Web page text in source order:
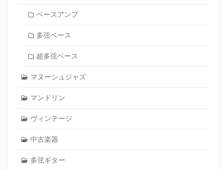
ベースアンプ
多弦ベース
超多弦ベース
マヌーシュジャズ
マンドリン
ヴィンテージ
中古楽器
多弦ギター